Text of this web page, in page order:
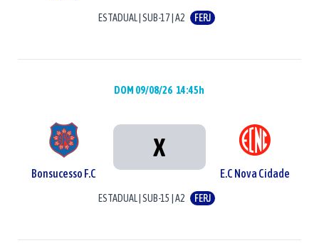
ESTADUAL|SUB-17|A2 FERJ
DOM 09/08/26 14:45h
Bonsucesso F.C
X
E.C Nova Cidade
ESTADUAL|SUB-15 |A2 FERJ